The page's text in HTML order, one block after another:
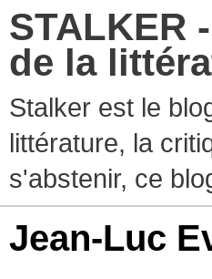
STALKER
de la
Stalker est le
littérature, la
s'abstenir, ce
Jean-Luc